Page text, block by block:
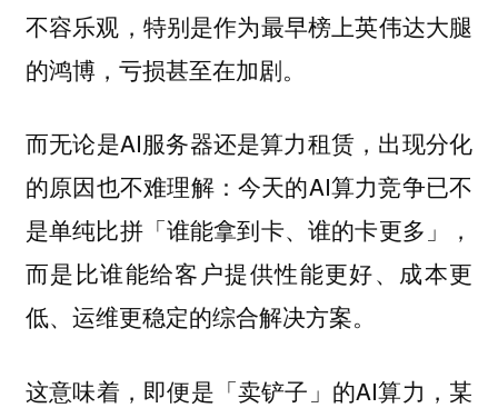
不容乐观，特别是作为最早榜上英伟达大腿
的鸿博，亏损甚至在加剧。
而无论是AI服务器还是算力租赁，出现分化
的原因也不难理解：今天的AI算力竞争已不
是单纯比拼「谁能拿到卡、谁的卡更多」，
而是比谁能给客户提供性能更好、成本更
低、运维更稳定的综合解决方案。
这意味着，即便是「卖铲子」的AI算力，某